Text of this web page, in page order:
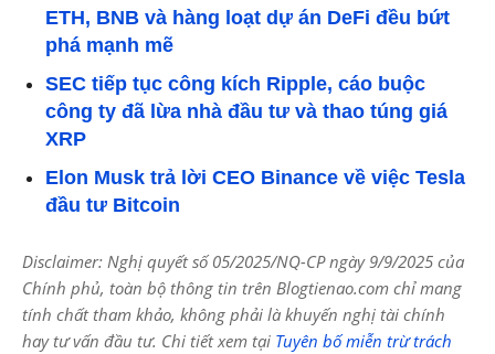
ETH, BNB và hàng loạt dự án DeFi đều bứt
phá mạnh mẽ
SEC tiếp tục công kích Ripple, cáo buộc
công ty đã lừa nhà đầu tư và thao túng giá
XRP
Elon Musk trả lời CEO Binance về việc Tesla
đầu tư Bitcoin
Disclaimer: Nghị quyết số 05/2025/NQ-CP ngày 9/9/2025 của
Chính phủ, toàn bộ thông tin trên Blogtienao.com chỉ mang
tính chất tham khảo, không phải là khuyến nghị tài chính
hay tư vấn đầu tư. Chi tiết xem tại Tuyên bố miễn trừ trách